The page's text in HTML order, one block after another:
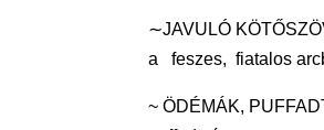
∼JAVULÓ
a feszes, fiatalos
~ ÖDÉMÁK,